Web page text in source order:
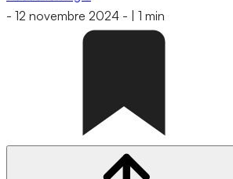
- 12 novembre 2024 - 1 min